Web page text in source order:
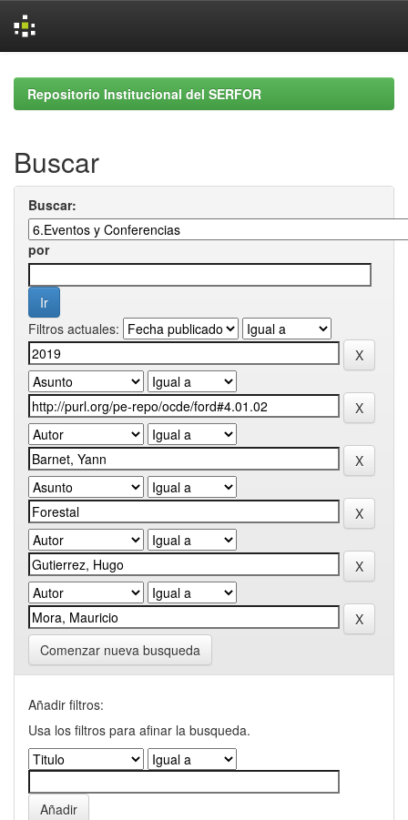
navigationRepositorio Institucional del SERFOR
Buscar
Buscar:
por
Filtros actuales:
Comenzar nueva busqueda
Añadir filtros:
Usa los filtros para afinar la busqueda.